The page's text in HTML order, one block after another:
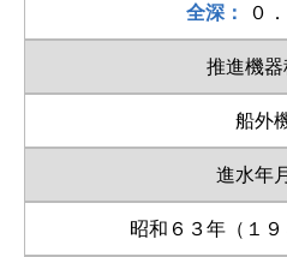
全深： ０
推進機器
船外
進水年
昭和６３年（１９